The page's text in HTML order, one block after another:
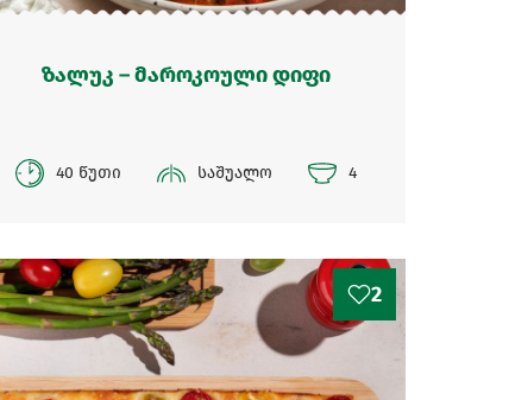
ზალუკ – მაროკოული დიფი
40 წუთი საშუალო 4
2